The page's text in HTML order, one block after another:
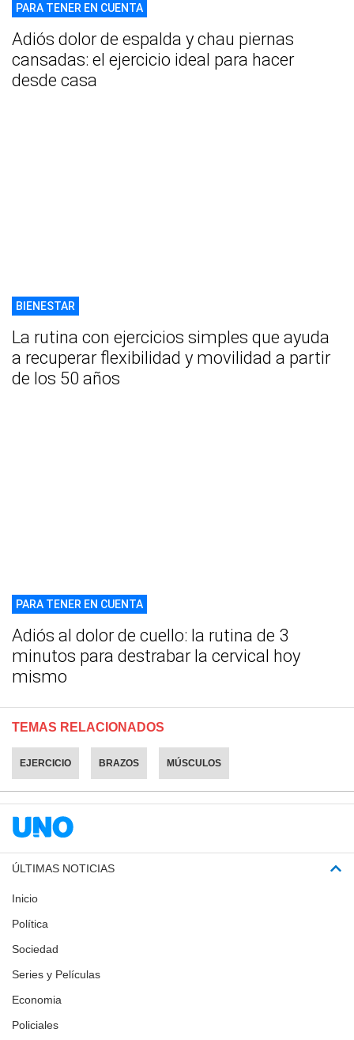
PARA TENER EN CUENTA
Adiós dolor de espalda y chau piernas
cansadas: el ejercicio ideal para hacer
desde casa
BIENESTAR
La rutina con ejercicios simples que ayuda
a recuperar flexibilidad y movilidad a partir
de los 50 años
PARA TENER EN CUENTA
Adiós al dolor de cuello: la rutina de 3
minutos para destrabar la cervical hoy
mismo
TEMAS RELACIONADOS
EJERCICIO BRAZOS MÚSCULOS
ÚLTIMAS NOTICIAS
Inicio
Política
Sociedad
Series y Películas
Economia
Policiales